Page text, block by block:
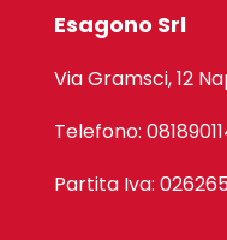
Esagono Srl
Via Gramsci, 12
Telefono:
Partita Iva: